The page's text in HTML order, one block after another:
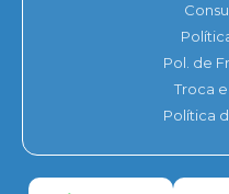
Pol. de
Troca
Política